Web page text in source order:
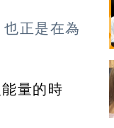
正是在為
量的時